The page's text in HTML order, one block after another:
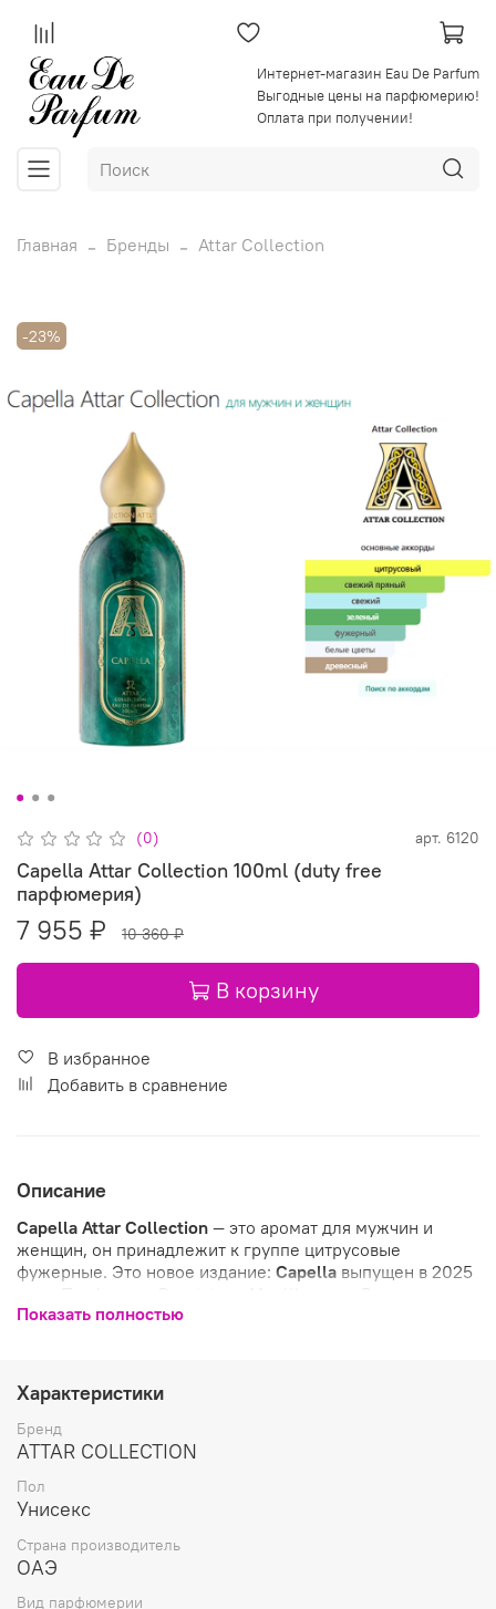
Интернет-магазин Eau De Parfum
Выгодные цены на парфюмерию!
Оплата при получении!
Главная Бренды Attar Collection
-23%
(0) арт. 6120
Capella Attar Collection 100ml (duty free
парфюмерия)
7 955 ₽ 10 360 ₽
В корзину
В избранное
Добавить в сравнение
Описание
Capella Attar Collection — это аромат для мужчин и
женщин, он принадлежит к группе цитрусовые
фужерные. Это новое издание: Capella выпущен в 2025
Чай, Бергамот и Жасмин; средние ноты: Белый перец и
Показать полностью
Характеристики
Бренд
ATTAR COLLECTION
Пол
Унисекс
Страна производитель
ОАЭ
Вид парфюмерии